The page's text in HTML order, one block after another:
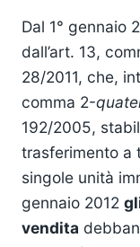
Dal 1° gennaio
dall’art. 13,
28/2011, che,
comma 2-
192/2005,
trasferimento a
singole unità
gennaio 2012
vendita